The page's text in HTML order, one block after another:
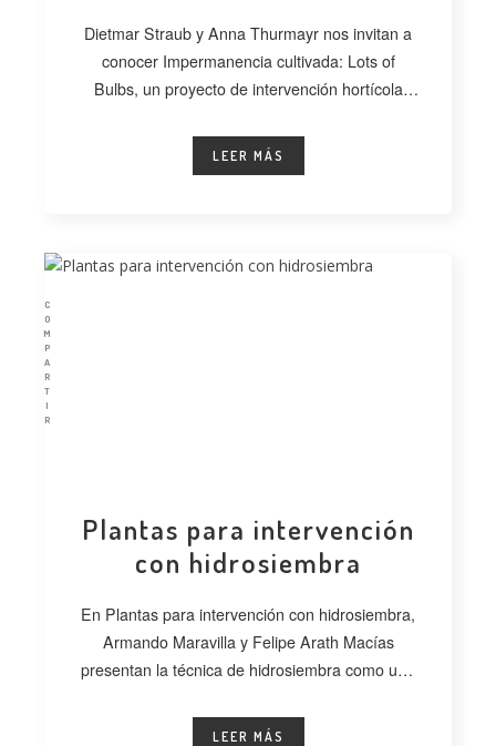
C
O
M
P
A
R
T
I
R
Dietmar Straub y Anna Thurmayr nos invitan a
conocer Impermanencia cultivada: Lots of
Bulbs, un proyecto de intervención hortícola
LEER MÁS
Plantas para intervención
con hidrosiembra
En Plantas para intervención con hidrosiembra,
Armando Maravilla y Felipe Arath Macías
presentan la técnica de hidrosiembra como una
LEER MÁS